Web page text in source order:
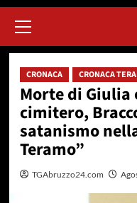
principale
CRONACA CRONACA
Morte di
cimitero,
satanismo
Teramo”
TGAbruzzo24.com